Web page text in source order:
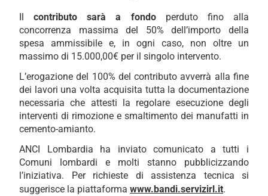
Ilcontributo sarà a fondoperduto fino alla
concorrenza massima del 50% dell’importo della
spesa ammissibile e, in ogni caso, non oltre un
massimo di 15.000,00€ per il singolo intervento.
L’erogazione del 100% del contributo avverrà alla fine
dei lavori una volta acquisita tutta la documentazione
necessaria che attesti la regolare esecuzione degli
interventi di rimozione e smaltimento dei manufatti in
cemento-amianto.
ANCI Lombardia ha inviato comunicato a tutti i
Comuni lombardi e molti stanno pubblicizzando
l’iniziativa. Per richieste di assistenza tecnica si
suggerisce la piattaforma www.bandi.servizirl.it.